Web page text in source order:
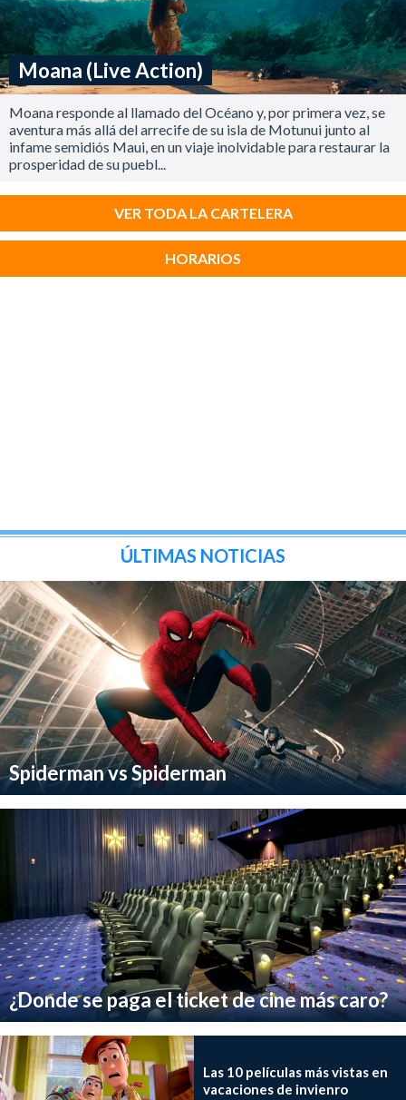
Moana (Live Action)
Moana responde al llamado del Océano y, por primera vez, se
aventura más allá del arrecife de su isla de Motunui junto al
infame semidiós Maui, en un viaje inolvidable para restaurar la
prosperidad de su puebl...
VER TODA LA CARTELERA
HORARIOS
ÚLTIMAS NOTICIAS
Spiderman vs Spiderman
¿Donde se paga el ticket de cine más caro?
Las 10 películas más vistas en
vacaciones de invienro